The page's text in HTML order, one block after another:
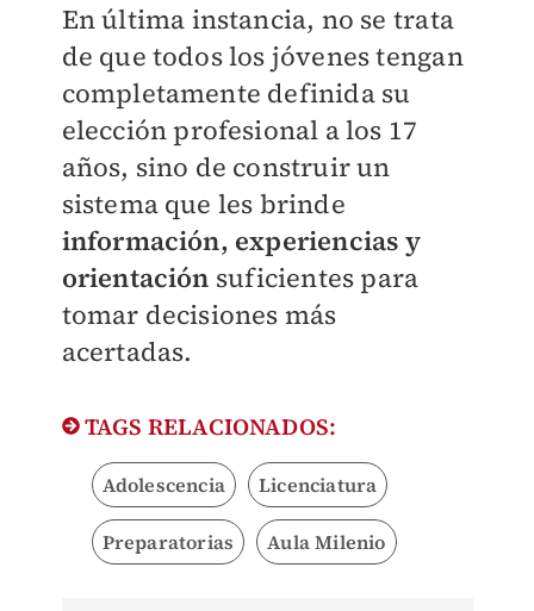
En última instancia, no se trata
de que todos los jóvenes tengan
completamente definida su
elección profesional a los 17
años, sino de construir un
sistema que les brinde
información, experiencias y
orientación suficientes para
tomar decisiones más
acertadas.
TAGS RELACIONADOS:
Adolescencia Licenciatura
Preparatorias Aula Milenio